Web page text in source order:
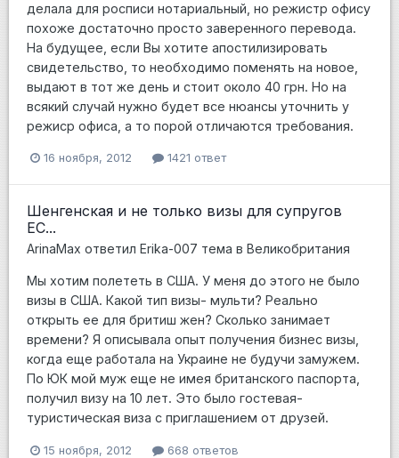
делала для росписи нотариальный, но режистр офису
похоже достаточно просто заверенного перевода.
На будущее, если Вы хотите апостилизировать
свидетельство, то необходимо поменять на новое,
выдают в тот же день и стоит около 40 грн. Но на
всякий случай нужно будет все нюансы уточнить у
режиср офиса, а то порой отличаются требования.
16 ноября, 2012 1421 ответ
Шенгенская и не только визы для супругов
ЕС...
ArinaMax ответил Erika-007 тема в Великобритания
Мы хотим полететь в США. У меня до этого не было
визы в США. Какой тип визы- мульти? Реально
открыть ее для бритиш жен? Сколько занимает
времени? Я описывала опыт получения бизнес визы,
когда еще работала на Украине не будучи замужем.
По ЮК мой муж еще не имея британского паспорта,
получил визу на 10 лет. Это было гостевая-
туристическая виза с приглашением от друзей.
15 ноября, 2012 668 ответов